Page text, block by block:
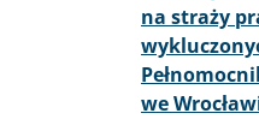
na straży
we